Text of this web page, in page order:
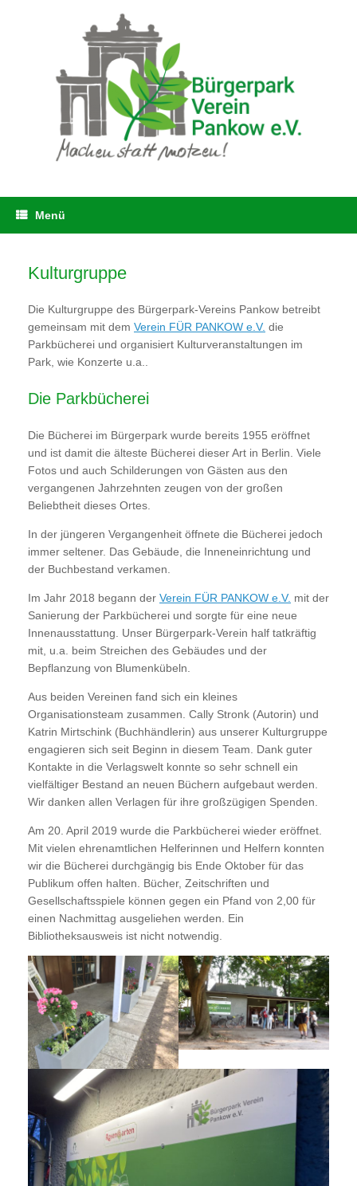
Menü
Kulturgruppe
Die Kulturgruppe des Bürgerpark-Vereins Pankow betreibt
gemeinsam mit dem Verein FÜR PANKOW e.V. die
Parkbücherei und organisiert Kulturveranstaltungen im
Park, wie Konzerte u.a..
Die Parkbücherei
Die Bücherei im Bürgerpark wurde bereits 1955 eröffnet
und ist damit die älteste Bücherei dieser Art in Berlin. Viele
Fotos und auch Schilderungen von Gästen aus den
vergangenen Jahrzehnten zeugen von der großen
Beliebtheit dieses Ortes.
In der jüngeren Vergangenheit öffnete die Bücherei jedoch
immer seltener. Das Gebäude, die Inneneinrichtung und
der Buchbestand verkamen.
Im Jahr 2018 begann der Verein FÜR PANKOW e.V. mit der
Sanierung der Parkbücherei und sorgte für eine neue
Innenausstattung. Unser Bürgerpark-Verein half tatkräftig
mit, u.a. beim Streichen des Gebäudes und der
Bepflanzung von Blumenkübeln.
Aus beiden Vereinen fand sich ein kleines
Organisationsteam zusammen. Cally Stronk (Autorin) und
Katrin Mirtschink (Buchhändlerin) aus unserer Kulturgruppe
engagieren sich seit Beginn in diesem Team. Dank guter
Kontakte in die Verlagswelt konnte so sehr schnell ein
vielfältiger Bestand an neuen Büchern aufgebaut werden.
Wir danken allen Verlagen für ihre großzügigen Spenden.
Am 20. April 2019 wurde die Parkbücherei wieder eröffnet.
Mit vielen ehrenamtlichen Helferinnen und Helfern konnten
wir die Bücherei durchgängig bis Ende Oktober für das
Publikum offen halten. Bücher, Zeitschriften und
Gesellschaftsspiele können gegen ein Pfand von 2,00 für
einen Nachmittag ausgeliehen werden. Ein
Bibliotheksausweis ist nicht notwendig.